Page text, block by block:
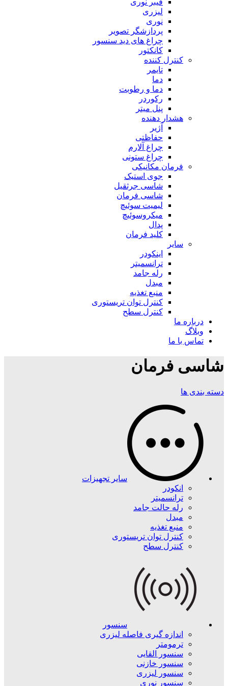
فیبر نوری
لیزری
نوری
پردازشگر تصویر
چراغ های دید سنسور
کانکتور
کنترل کننده
تایمر
دما
دما و رطوبت
رکوردر
پنل میتر
هشدار دهنده
آژیر
حفاظتی
چراغ آلارم
چراغ ستونی
فرمان مکانیکی
جوی استیک
شاسی جرثقیل
شاسی فرمان
لیمیت سوئیچ
میکروسوئیچ
پدال
کلید فرمان
سایر
اینکودر
ترانسمیتر
رله جامد
مبدل
منبع تغذیه
کنترل توان تریستوری
کنترل سطح
درباره ما
وبلاگ
تماس با ما
شاسی فرمان
دسته بندی ها
سایر تجهیزات
انکودر
ترانسمیتر
رله حالت جامد
مبدل
منبع تغذیه
کنترل توان تریستوری
کنترل سطح
سنسور
اندازه گیری فاصله لیزری
ترمومتر
سنسور القایی
سنسور خازنی
سنسور لیزری
سنسور نوری